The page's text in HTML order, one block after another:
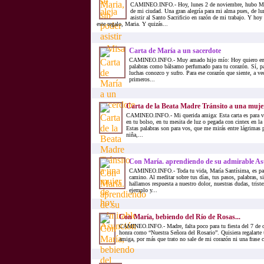
CAMINEO.INFO.- Hoy, lunes 2 de noviembre, hubo
de mi ciudad. Una gran alegría para mi alma pues, de
asistir al Santo Sacrificio en razón de mi trabajo. Y hoy
este regalo, Maria. Y quizás...
Carta de María a un sacerdote
CAMINEO.INFO.- Muy amado hijo mío: Hoy quiero
palabras como bálsamo perfumado para tu corazón. Sí,
luchas conozco y sufro. Para ese corazón que siente, a
primeros...
Carta de la Beata Madre Tránsito a una
CAMINEO.INFO.- Mi querida amiga: Esta carta es para
en tu bolso, en tu mesita de luz o pegada con cintex en
Estas palabras son para vos, que me mirás entre lágrimas
niña,...
Con María. aprendiendo de su admirable
CAMINEO.INFO.- Toda tu vida, María Santísima, es
camino. Al meditar sobre tus días, tus pasos, palabras,
hallamos respuesta a nuestro dolor, nuestras dudas,
ejemplo y...
Con María, bebiendo del Río de Rosas...
CAMINEO.INFO.- Madre, falta poco para tu fiesta del 7 de
honra como “Nuestra Señora del Rosario”. Quisiera regalarte
amiga, por más que trato no sale de mi corazón ni una frase